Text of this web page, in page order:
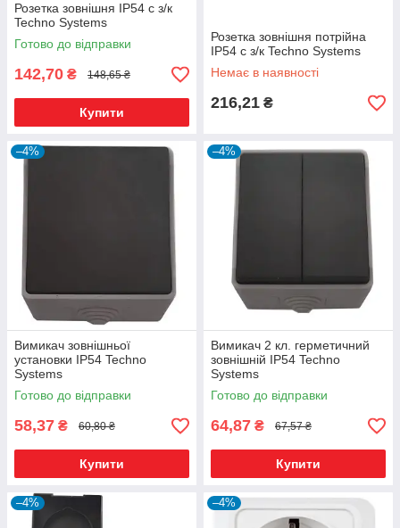
Розетка зовнішня IP54 c з/к
Techno Systems
Готово до відправки
142,70 ₴ 148,65 ₴
Купити
Розетка зовнішня потрійна
IP54 c з/к Techno Systems
Немає в наявності
216,21 ₴
–4%
Вимикач зовнішньої
установки IP54 Techno
Systems
Готово до відправки
58,37 ₴ 60,80 ₴
Купити
–4%
Вимикач 2 кл. герметичний
зовнішній IP54 Techno
Systems
Готово до відправки
64,87 ₴ 67,57 ₴
Купити
–4% –4%